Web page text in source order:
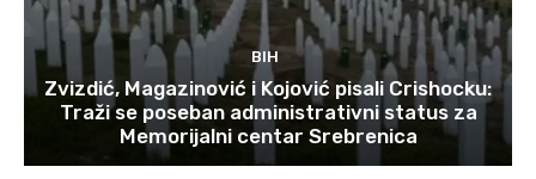
BIH
Zvizdić, Magazinović i Kojović pisali Crishocku:
Traži se poseban administrativni status za
Memorijalni centar Srebrenica